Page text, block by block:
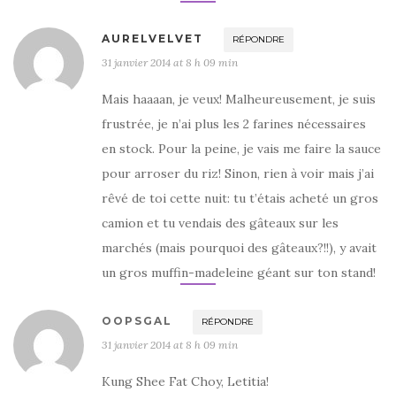
AURELVELVET RÉPONDRE
31 janvier 2014 at 8 h 09 min
Mais haaaan, je veux! Malheureusement, je suis
frustrée, je n’ai plus les 2 farines nécessaires
en stock. Pour la peine, je vais me faire la sauce
pour arroser du riz! Sinon, rien à voir mais j’ai
rêvé de toi cette nuit: tu t’étais acheté un gros
camion et tu vendais des gâteaux sur les
marchés (mais pourquoi des gâteaux?!!), y avait
un gros muffin-madeleine géant sur ton stand!
OOPSGAL RÉPONDRE
31 janvier 2014 at 8 h 09 min
Kung Shee Fat Choy, Letitia!